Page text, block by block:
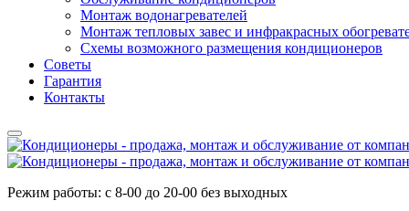
Монтаж водонагревателей
Монтаж тепловых завес и инфракрасных
Схемы возможного размещения кондиционеров
Советы
Гарантия
Контакты
Режим работы: с 8-00 до 20-00 без выходных